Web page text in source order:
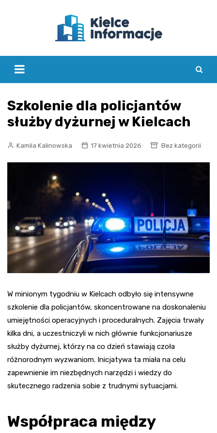
Szkolenie dla policjantów
służby dyżurnej w Kielcach
Kamila Kalinowska 17 kwietnia 2026 Bez kategorii
W minionym tygodniu w Kielcach odbyło się intensywne
szkolenie dla policjantów, skoncentrowane na doskonaleniu
umiejętności operacyjnych i proceduralnych. Zajęcia trwały
kilka dni, a uczestniczyli w nich głównie funkcjonariusze
służby dyżurnej, którzy na co dzień stawiają czoła
różnorodnym wyzwaniom. Inicjatywa ta miała na celu
zapewnienie im niezbędnych narzędzi i wiedzy do
skutecznego radzenia sobie z trudnymi sytuacjami.
Współpraca między